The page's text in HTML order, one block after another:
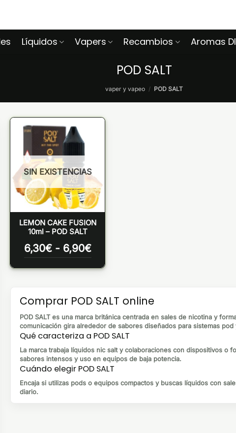
Líquidos Vapers Recambios Aromas
POD SALT
vaper y vapeo / POD SALT
SIN EXISTENCIAS
LEMON CAKE FUSION
10ml – POD SALT
6,30€ - 6,90€Rango
de
precios:
hasta
Comprar POD SALT online
POD SALT es una marca británica centrada en sales de nicotina y
comunicación gira alrededor de sabores diseñados para sistemas
Qué caracteriza a POD SALT
La marca trabaja líquidos nic salt y colaboraciones con dispositivos o
sabores intensos y uso en equipos de baja potencia.
Cuándo elegir POD SALT
Encaja si utilizas pods o equipos compactos y buscas líquidos con
diario.